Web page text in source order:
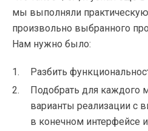
мы выполняли практическую
произвольно выбранного
Нам нужно было:
Разбить
Подобрать для каждого
варианты реализации с
в конечном интерфейсе